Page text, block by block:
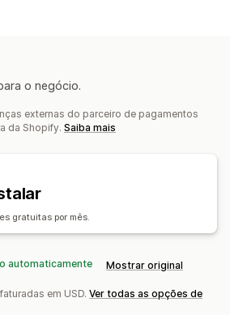
Design personalizado
Data de vencimento
Lembretes
Presencial
Carteiras digitais
Programas personalizados
o negócio.
externas do parceiro de pagamentos
da Shopify. Saiba mais
gratuitas por mês.
automaticamente Mostrar original
em USD. Ver todas as opções de